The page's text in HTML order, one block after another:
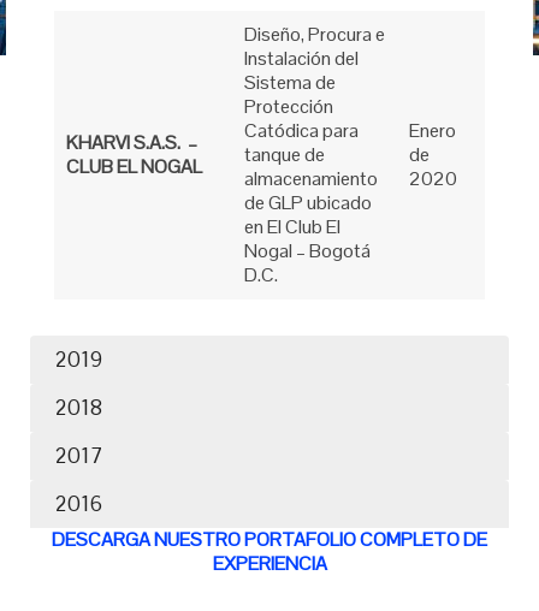
KHARVI S.A.S. –
CLUB EL NOGAL
Diseño, Procura e
Instalación del
Sistema de
Protección
Catódica para
tanque de
almacenamiento
de GLP ubicado
en El Club El
Nogal – Bogotá
D.C.
Enero
de
2020
2019
2018
2017
2016
DESCARGA NUESTRO PORTAFOLIO COMPLETO DE
EXPERIENCIA